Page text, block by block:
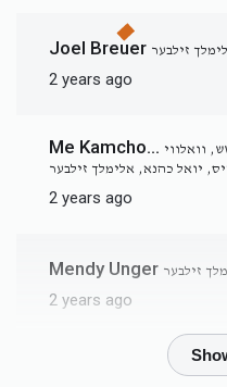
Joel Breuer זילבער
2 years ago
Me Kamcho... וואלווי
יואל כהנא, אלימלך זילבער
2 years ago
Mendy Unger זילבער
2 years ago
Chaim Kugelman